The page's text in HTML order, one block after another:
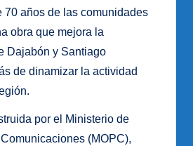
70 años de las comunidades
obra que mejora la
Dajabón y Santiago
de dinamizar la actividad
por el Ministerio de
(MOPC),